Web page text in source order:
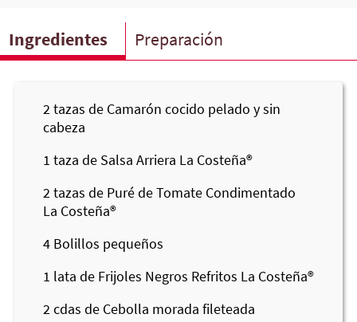
Ingredientes Preparación
2tazas de Camarón cocido pelado y sin
cabeza
1 taza de Salsa Arriera La Costeña®
2tazas de Puré de Tomate Condimentado
La Costeña®
4 Bolillos pequeños
1 lata de Frijoles Negros Refritos La Costeña®
2cdas de Cebolla morada fileteada